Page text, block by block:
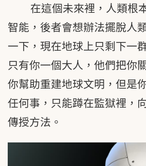
在這個未來裡，人類根
智能，後者會想辦法擺脫人
一下，現在地球上只剩下一
只有你一個大人，他們把你
你幫助重建地球文明，但是
任何事，只能蹲在監獄裡，
傳授方法。